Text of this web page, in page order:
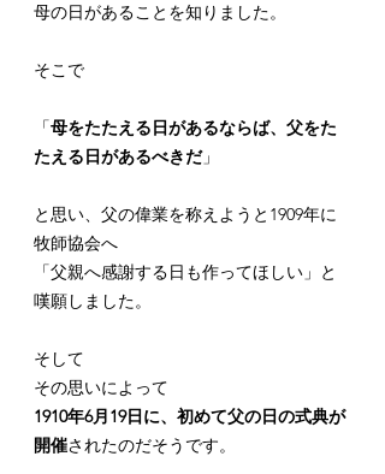
母の日があることを知りました。
そこで
「母をたたえる日があるならば、父をた
たえる日があるべきだ」
と思い、父の偉業を称えようと1909年に
牧師協会へ
「父親へ感謝する日も作ってほしい」と
嘆願しました。
そして
その思いによって
1910年6月19日に、初めて父の日の式典が
開催されたのだそうです。